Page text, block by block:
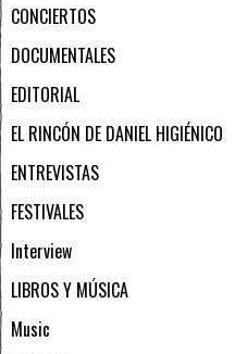
CONCIERTOS
DOCUMENTALES
EDITORIAL
EL RINCÓN DE DANIEL HIGIÉNICO
ENTREVISTAS
FESTIVALES
Interview
LIBROS Y MÚSICA
Music